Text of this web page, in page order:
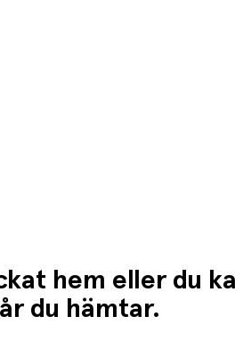
hem eller du
du hämtar.